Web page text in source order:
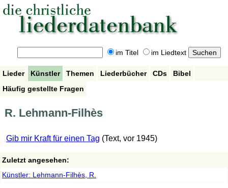
im Titel im Liedtext
Lieder Künstler Themen Liederbücher CDs
Bibel
Häufig gestellte Fragen
R. Lehmann-Filhès
Gib mir Kraft für einen Tag (Text, vor 1945)
Zuletzt angesehen:
Künstler: Lehmann-Filhès, R.